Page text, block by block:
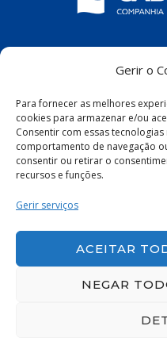
Gerir o
Para fornecer as melhores
cookies para armazenar e/ou
Consentir com essas
comportamento de navegação
consentir ou retirar o
recursos e funções.
Gerir serviços
ACEITAR
NEGAR
COMPANHIA
– PB, 58100-100
Política de Privacidade